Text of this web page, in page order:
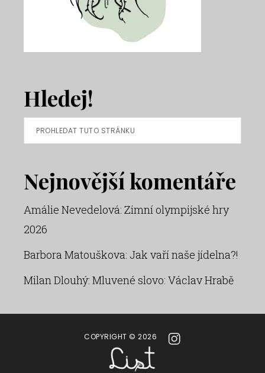
Hledej!
Prohledat
tuto
Nejnovější komentáře
Amálie Nevedelová: Zimní olympijské hry
2026
Barbora Matouškova: Jak vaří naše jídelna?!
Milan Dlouhý: Mluvené slovo: Václav Hrabě
COPYRIGHT © 2026